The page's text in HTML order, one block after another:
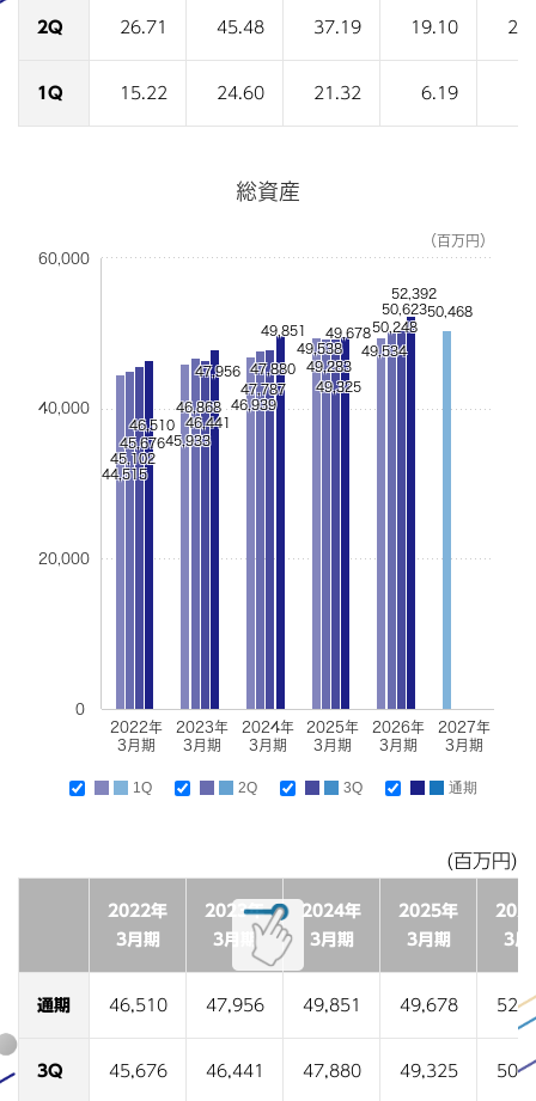
2Q 26.71 45.48 37.19 19.10
1Q 15.22 24.60 21.32 6.19
総資産
2022年
3月期
2023年
3月期
2024年
3月期
2025年
3月期
2026年
3月期
2027年
3月期
0
20,000
40,000
60,000
（百万円）
44,515
45,933
46,939
49,538 49,534
50,468
45,102
46,868
47,787
49,283
50,248
45,676
46,441
47,880
49,325
50,623
46,510
47,956
49,851 49,678
52,392
1Q 2Q 3Q 通期
(百万円)
2022年
3月期
2023年
3月期
2024年
3月期
2025年
3月期
3月
通期 46,510 47,956 49,851 49,678
3Q 45,676 46,441 47,880 49,325